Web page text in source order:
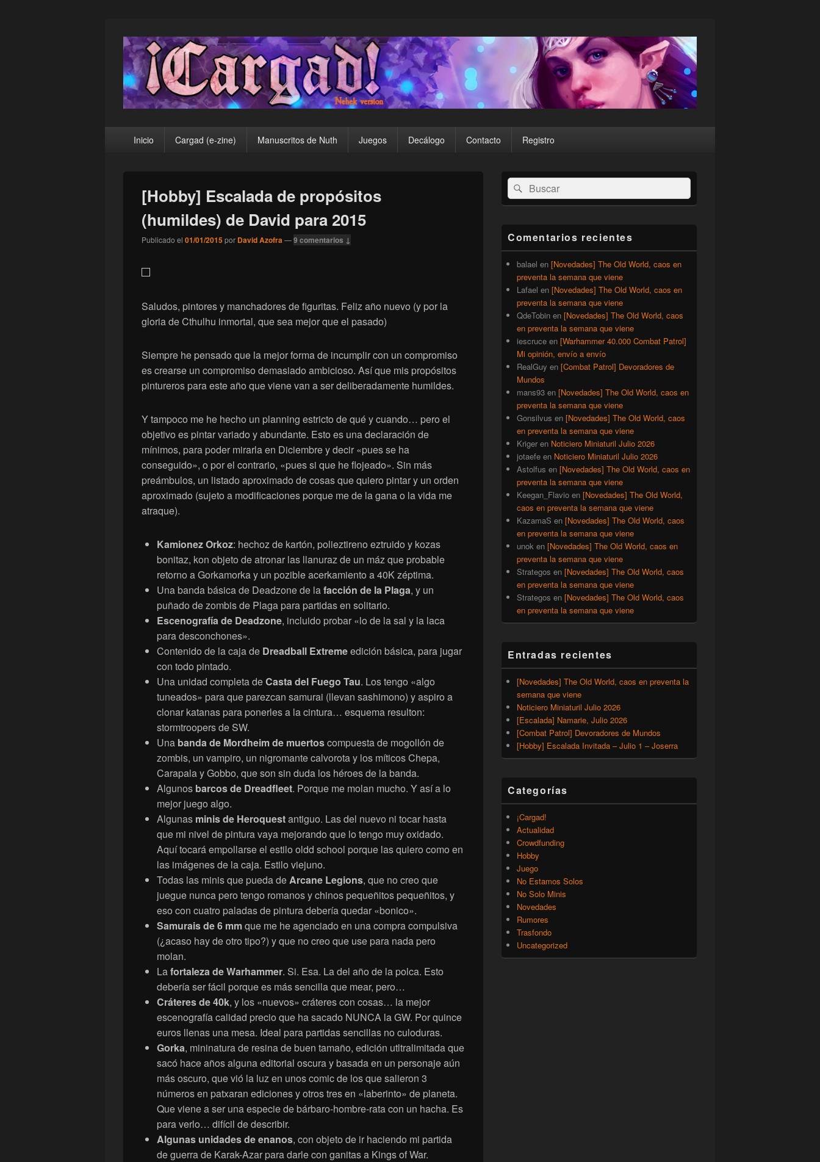
¡Cargad!
principalInicio Cargad (e-zine) Manuscritos de Nuth Juegos Decálogo Contacto Registro
[Hobby] Escalada de propósitos
(humildes) de David para 2015
Publicado el 01/01/2015por David Azofra—9 comentarios ↓
Saludos, pintores y manchadores de figuritas. Feliz año nuevo (y por la
gloria de Cthulhu inmortal, que sea mejor que el pasado)
Siempre he pensado que la mejor forma de incumplir con un compromiso
es crearse un compromiso demasiado ambicioso. Así que mis propósitos
pintureros para este año que viene van a ser deliberadamente humildes.
Y tampoco me he hecho un planning estricto de qué y cuando… pero el
objetivo es pintar variado y abundante. Esto es una declaración de
mínimos, para poder mirarla en Diciembre y decir «pues se ha
conseguido», o por el contrario, «pues si que he flojeado». Sin más
preámbulos, un listado aproximado de cosas que quiero pintar y un orden
aproximado (sujeto a modificaciones porque me de la gana o la vida me
atraque).
Kamionez Orkoz: hechoz de kartón, polieztireno eztruido y kozas
bonitaz, kon objeto de atronar las llanuraz de un máz que probable
retorno a Gorkamorka y un pozible acerkamiento a 40K zéptima.
Una banda básica de Deadzone de lafacción de la Plaga, y un
puñado de zombis de Plaga para partidas en solitario.
Escenografía de Deadzone, incluido probar «lo de la sal y la laca
para desconchones».
Contenido de la caja de Dreadball Extremeedición básica, para jugar
con todo pintado.
Una unidad completa deCasta del Fuego Tau. Los tengo «algo
tuneados» para que parezcan samurai (llevan sashimono) y aspiro a
clonar katanas para ponerles a la cintura… esquema resulton:
stormtroopers de SW.
Una banda de Mordheim de muertoscompuesta de mogollón de
zombis, un vampiro, un nigromante calvorota y los míticos Chepa,
Carapala y Gobbo, que son sin duda los héroes de la banda.
Algunos barcos de Dreadfleet. Porque me molan mucho. Y así a lo
mejor juego algo.
Algunas minis de Heroquestantiguo. Las del nuevo ni tocar hasta
que mi nivel de pintura vaya mejorando que lo tengo muy oxidado.
Aquí tocará empollarse el estilo oldd school porque las quiero como en
las imágenes de la caja. Estilo viejuno.
Todas las minis que pueda deArcane Legions, que no creo que
juegue nunca pero tengo romanos y chinos pequeñitos pequeñitos, y
eso con cuatro paladas de pintura debería quedar «bonico».
Samurais de 6 mmque me he agenciado en una compra compulsiva
(¿acaso hay de otro tipo?) y que no creo que use para nada pero
molan.
Lafortaleza de Warhammer. Si. Esa. La del año de la polca. Esto
debería ser fácil porque es más sencilla que mear, pero…
Cráteres de 40k, y los «nuevos» cráteres con cosas… la mejor
escenografía calidad precio que ha sacado NUNCA la GW. Por quince
euros llenas una mesa. Ideal para partidas sencillas no culoduras.
Gorka, mininatura de resina de buen tamaño, edición utltralimitada que
sacó hace años alguna editorial oscura y basada en un personaje aún
más oscuro, que vió la luz en unos comic de los que salieron 3
números en patxaran ediciones y otros tres en «laberinto» de planeta.
Que viene a ser una especie de bárbaro-hombre-rata con un hacha. Es
para verlo… difícil de describir.
Algunas unidades de enanos, con objeto de ir haciendo mi partida
de guerra de Karak-Azar para darle con ganitas a Kings of War.
El
área
de
lateral
primaria
Buscar
por:
Buscar
Comentarios recientes
balael en [Novedades] The Old World, caos en
preventa la semana que viene
Lafael en [Novedades] The Old World, caos en
preventa la semana que viene
QdeTobin en [Novedades] The Old World, caos
en preventa la semana que viene
iescruce en [Warhammer 40.000 Combat Patrol]
Mi opinión, envío a envío
RealGuy en [Combat Patrol] Devoradores de
Mundos
mans93 en [Novedades] The Old World, caos en
preventa la semana que viene
Gonsilvus en [Novedades] The Old World, caos
en preventa la semana que viene
Kriger en Noticiero Miniaturil Julio 2026
jotaefe en Noticiero Miniaturil Julio 2026
Astolfus en [Novedades] The Old World, caos en
preventa la semana que viene
Keegan_Flavio en [Novedades] The Old World,
caos en preventa la semana que viene
KazamaS en [Novedades] The Old World, caos
en preventa la semana que viene
unok en [Novedades] The Old World, caos en
preventa la semana que viene
Strategos en [Novedades] The Old World, caos
en preventa la semana que viene
Strategos en [Novedades] The Old World, caos
en preventa la semana que viene
Entradas recientes
[Novedades] The Old World, caos en preventa la
semana que viene
Noticiero Miniaturil Julio 2026
[Escalada] Namarie, Julio 2026
[Combat Patrol] Devoradores de Mundos
[Hobby] Escalada Invitada – Julio 1 – Joserra
Categorías
¡Cargad!
Actualidad
Crowdfunding
Hobby
Juego
No Estamos Solos
No Solo Minis
Novedades
Rumores
Trasfondo
Uncategorized